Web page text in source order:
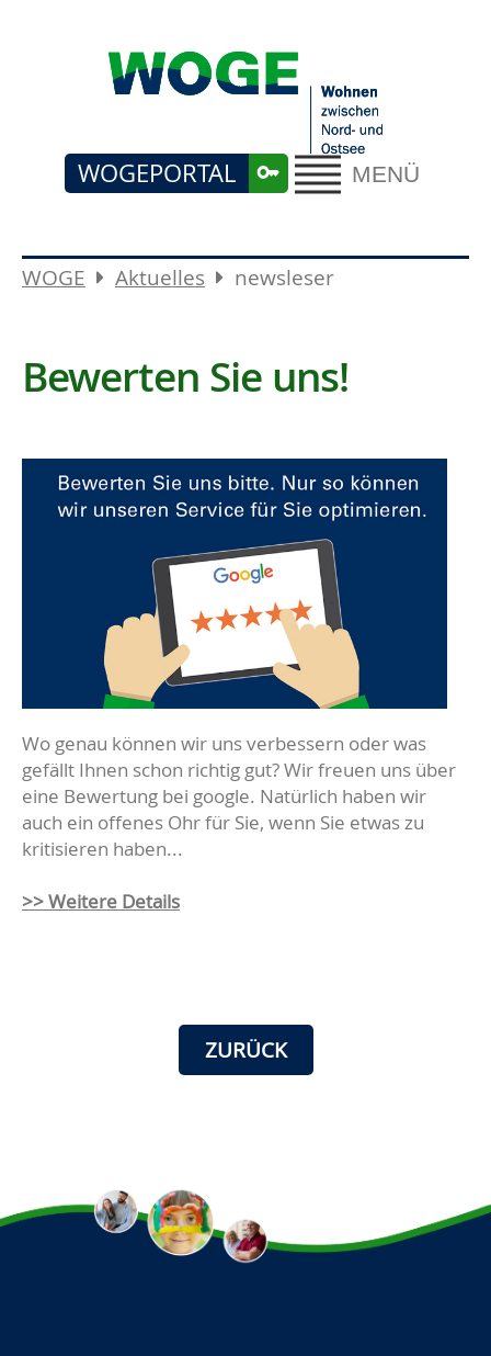
MENÜ
WOGEPORTAL
WOGE Aktuelles newsleser
Bewerten Sie uns!
Wo genau können wir uns verbessern oder was
gefällt Ihnen schon richtig gut? Wir freuen uns über
eine Bewertung bei google. Natürlich haben wir
auch ein offenes Ohr für Sie, wenn Sie etwas zu
kritisieren haben...
>> Weitere Details
ZURÜCK